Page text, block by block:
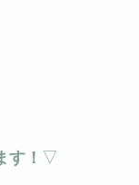
す！ ▽